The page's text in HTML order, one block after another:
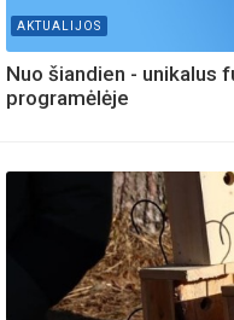
AKTUALIJOS
Nuo šiandien - unikalus
programėlėje